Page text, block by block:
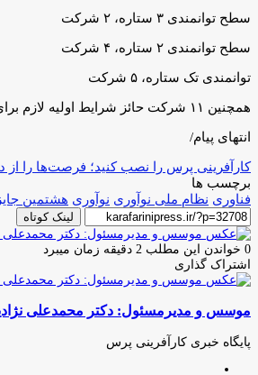
سطح توانمندی ۳ ستاره، ۲ شرکت
سطح توانمندی ۲ ستاره، ۴ شرکت
توانمندی تک ستاره، ۵ شرکت
همچنین ۱۱ شرکت حائز شرایط اولیه لازم برای دریافت لوح تعهد شناسایی شدند.
انتهای پیام/
کارآفرینی پرس را نصب کنید؛ فرصت‌ها را از
برچسب ها
فناوری نظام ملی نوآوری نوآوری هشتمین
لینک کوتاه
0 خواندن این مطلب 2 دقیقه زمان میبرد
اشتراک گذاری
فیس
توئیتر
لینکدین
واتس
تلگرام
اشتراک
از
ایمیل
چاپ
موسس و مدیرمسئول: دکتر محمدعلی
پایگاه خبری کارآفرینی پرس